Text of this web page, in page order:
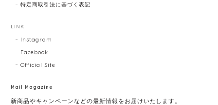
特定商取引法に基づく表記
LINK
Instagram
Facebook
Official Site
Mail Magazine
新商品やキャンペーンなどの最新情報をお届けいたします。